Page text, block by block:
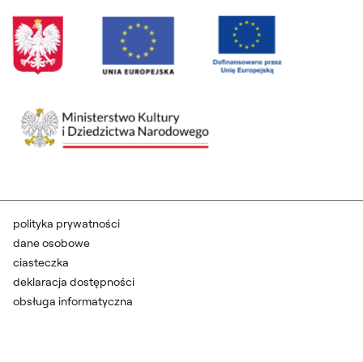
polityka prywatności
dane osobowe
ciasteczka
deklaracja dostępności
obsługa informatyczna